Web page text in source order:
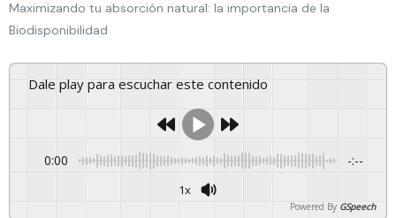
Maximizando tu absorción natural: la importancia de la
Biodisponibilidad
Dale play para escuchar este contenido
0:00 -:--
1x
Powered By GSpeech